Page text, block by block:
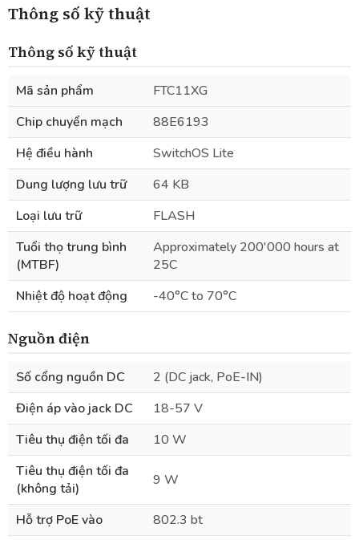
Thông số kỹ thuật
Thông số kỹ thuật
Mã sản phẩm
FTC11XG
Chip chuyển mạch
88E6193
Hệ điều hành
SwitchOS Lite
Dung lượng lưu trữ
64 KB
Loại lưu trữ
FLASH
Tuổi thọ trung bình
(MTBF)
Approximately 200'000 hours at
25C
Nhiệt độ hoạt động
-40°C to 70°C
Nguồn điện
Số cổng nguồn DC
2 (DC jack, PoE-IN)
Điện áp vào jack DC
18-57 V
Tiêu thụ điện tối đa
10 W
Tiêu thụ điện tối đa
(không tải)
9 W
Hỗ trợ PoE vào
802.3 bt